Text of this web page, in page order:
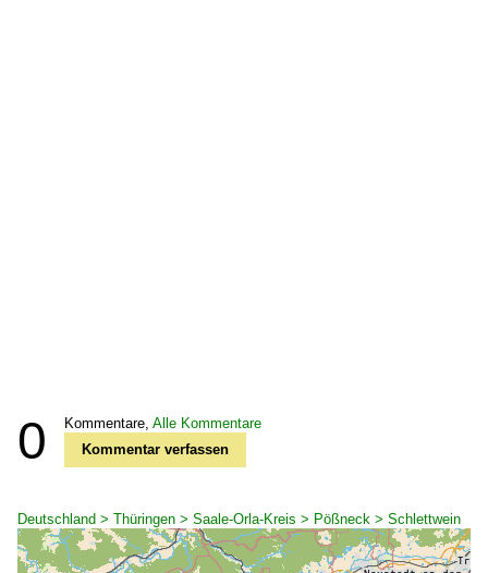
0 Kommentare, Alle Kommentare
Kommentar verfassen
Deutschland > Thüringen > Saale-Orla-Kreis > Pößneck > Schlettwein